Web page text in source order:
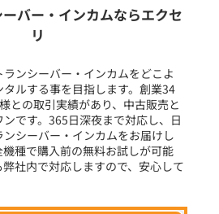
入力(製品名等)
件をリセット
バー・インカムならエクセ
リ
ンシーバー・インカムをどこよ
ルする事を目指します。創業34
との取引実績があり、中古販売と
です。365日深夜まで対応し、日
シーバー・インカムをお届けし
種で購入前の無料お試しが可能
社内で対応しますので、安心して